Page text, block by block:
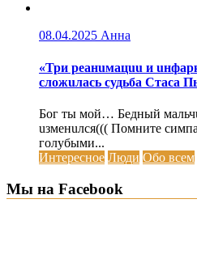
08.04.2025 Анна
«Три реанuмацuu и
сложuлась судьба Стаса
Бог ты мой… Бедный
uзменuлся((( Помните
голубыми...
Интересное Люди Обо всем
Мы на Facebook